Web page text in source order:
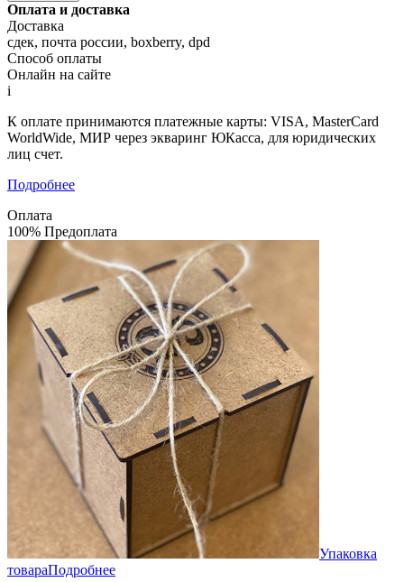
Оплата и доставка
Доставка
сдек, почта россии, boxberry, dpd
Способ оплаты
Онлайн на сайте
i
К оплате принимаются платежные карты: VISA, MasterCard
WorldWide, МИР через экваринг ЮКасса, для юридических
лиц счет.
Подробнее
Оплата
100% Предоплата
Упаковка
товараПодробнее